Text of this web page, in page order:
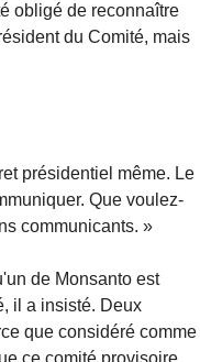
obligé de reconnaître
du Comité, mais
présidentiel même. Le
Que voulez-
communicants. »
de Monsanto est
il a insisté. Deux
que considéré comme